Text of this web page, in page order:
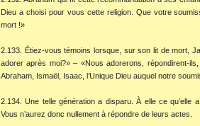
Dieu a choisi pour vous cette religion. Que votre
mort !»
2.133. Étiez-vous témoins lorsque, sur son lit de mort,
adorer après moi?» – «Nous adorerons, répondirent-
Abraham, Ismaël, Isaac, l’Unique Dieu auquel notre
2.134. Une telle génération a disparu. À elle ce
Vous n’aurez donc nullement à répondre de leurs actes.